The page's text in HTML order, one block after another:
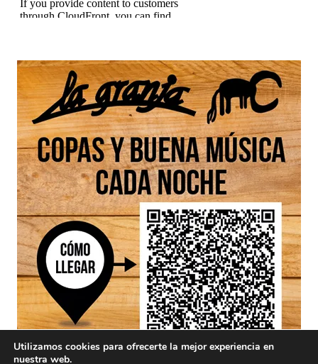
Utilizamos cookies para ofrecerte la mejor experiencia en
nuestra web.